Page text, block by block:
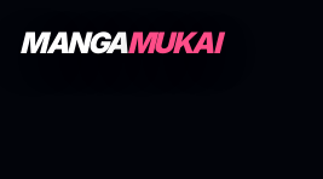
MANGAMUKAI